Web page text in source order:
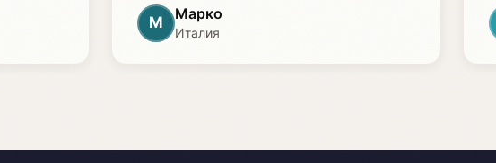
М Марко
Италия